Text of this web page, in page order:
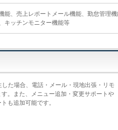
能、売上レポートメール機能、勤怠管理
キッチンモニター機能等
た場合、電話・メール・現地出張・リモ
。また、メニュー追加・変更サポートや
も追加可能です。